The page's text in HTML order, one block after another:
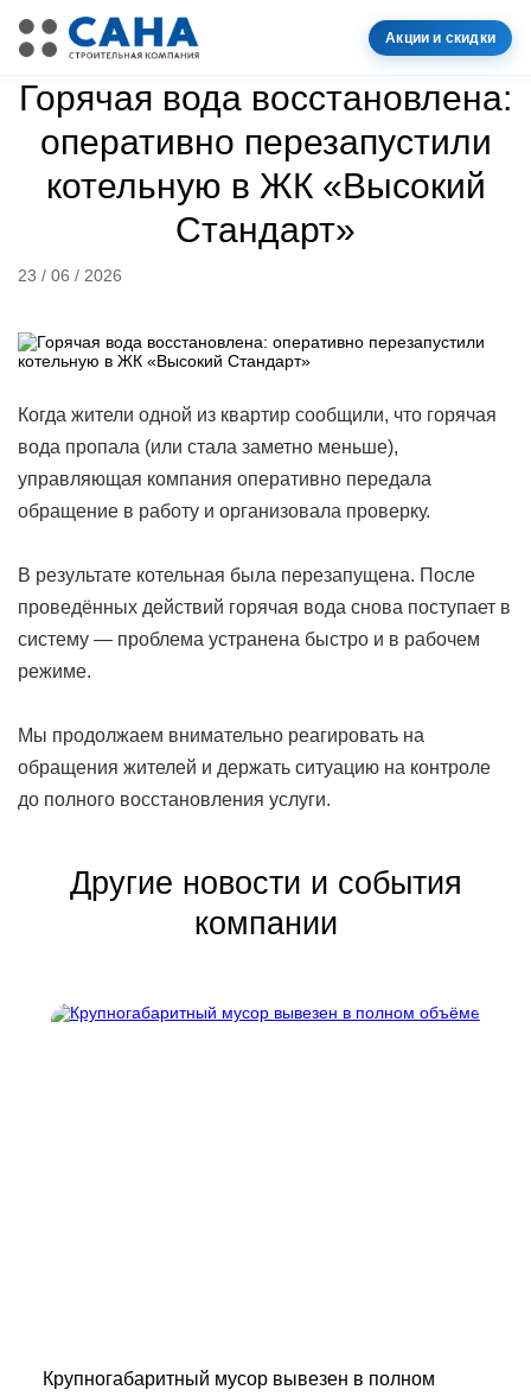
Акции и скидки
Горячая вода восстановлена:
оперативно перезапустили
котельную в ЖК «Высокий
Стандарт»
23 / 06 / 2026
Когда жители одной из квартир сообщили, что горячая
вода пропала (или стала заметно меньше),
управляющая компания оперативно передала
обращение в работу и организовала проверку.
В результате котельная была перезапущена. После
проведённых действий горячая вода снова поступает в
систему — проблема устранена быстро и в рабочем
режиме.
Мы продолжаем внимательно реагировать на
обращения жителей и держать ситуацию на контроле
до полного восстановления услуги.
Другие новости и события
компании
Крупногабаритный мусор вывезен в полном